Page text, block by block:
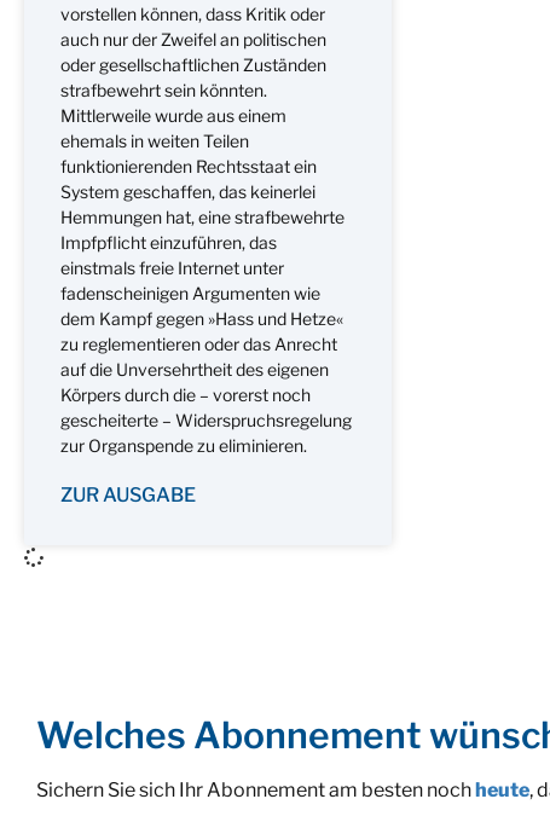
vorstellen können, dass Kritik oder
auch nur der Zweifel an politischen
oder gesellschaftlichen Zuständen
strafbewehrt sein könnten.
Mittlerweile wurde aus einem
ehemals in weiten Teilen
funktionierenden Rechtsstaat ein
System geschaffen, das keinerlei
Hemmungen hat, eine strafbewehrte
Impfpflicht einzuführen, das
einstmals freie Internet unter
fadenscheinigen Argumenten wie
dem Kampf gegen »Hass und Hetze«
zu reglementieren oder das Anrecht
auf die Unversehrtheit des eigenen
Körpers durch die – vorerst noch
gescheiterte – Widerspruchsregelung
zur Organspende zu eliminieren.
ZUR AUSGABE
Welches Abonnement
Sichern Sie sich Ihr Abonnement am besten nochheute,